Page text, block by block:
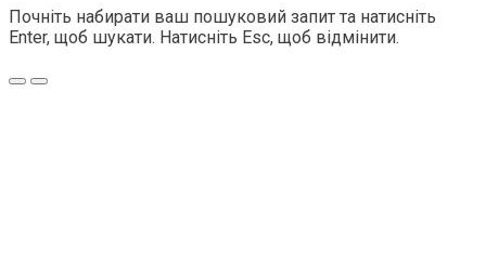
Почніть набирати ваш пошуковий запит та натисніть
Enter, щоб шукати. Натисніть Esc, щоб відмінити.
Меню